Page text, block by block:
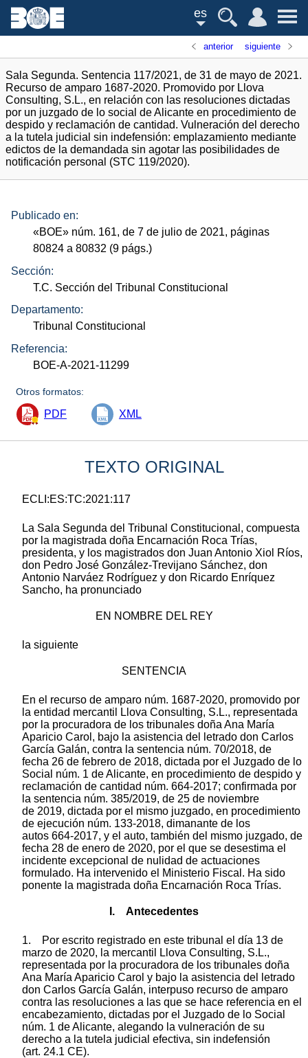
es
anterior siguiente
Sala Segunda. Sentencia 117/2021, de 31 de mayo de 2021.
Recurso de amparo 1687-2020. Promovido por Llova
Consulting, S.L., en relación con las resoluciones dictadas
por un juzgado de lo social de Alicante en procedimiento de
despido y reclamación de cantidad. Vulneración del derecho
a la tutela judicial sin indefensión: emplazamiento mediante
edictos de la demandada sin agotar las posibilidades de
notificación personal (STC 119/2020).
Publicado en:
«BOE» núm. 161, de 7 de julio de 2021, páginas
80824 a 80832 (9 págs.)
Sección:
T.C. Sección del Tribunal Constitucional
Departamento:
Tribunal Constitucional
Referencia:
BOE-A-2021-11299
Otros formatos:
PDF XML
TEXTO ORIGINAL
ECLI:ES:TC:2021:117
La Sala Segunda del Tribunal Constitucional, compuesta
por la magistrada doña Encarnación Roca Trías,
presidenta, y los magistrados don Juan Antonio Xiol Ríos,
don Pedro José González-Trevijano Sánchez, don
Antonio Narváez Rodríguez y don Ricardo Enríquez
Sancho, ha pronunciado
EN NOMBRE DEL REY
la siguiente
SENTENCIA
En el recurso de amparo núm. 1687-2020, promovido por
la entidad mercantil Llova Consulting, S.L., representada
por la procuradora de los tribunales doña Ana María
Aparicio Carol, bajo la asistencia del letrado don Carlos
García Galán, contra la sentencia núm. 70/2018, de
fecha 26 de febrero de 2018, dictada por el Juzgado de lo
Social núm. 1 de Alicante, en procedimiento de despido y
reclamación de cantidad núm. 664-2017; confirmada por
la sentencia núm. 385/2019, de 25 de noviembre
de 2019, dictada por el mismo juzgado, en procedimiento
de ejecución núm. 133-2018, dimanante de los
autos 664-2017, y el auto, también del mismo juzgado, de
fecha 28 de enero de 2020, por el que se desestima el
incidente excepcional de nulidad de actuaciones
formulado. Ha intervenido el Ministerio Fiscal. Ha sido
ponente la magistrada doña Encarnación Roca Trías.
I. Antecedentes
1. Por escrito registrado en este tribunal el día 13 de
marzo de 2020, la mercantil Llova Consulting, S.L.,
representada por la procuradora de los tribunales doña
Ana María Aparicio Carol y bajo la asistencia del letrado
don Carlos García Galán, interpuso recurso de amparo
contra las resoluciones a las que se hace referencia en el
encabezamiento, dictadas por el Juzgado de lo Social
núm. 1 de Alicante, alegando la vulneración de su
derecho a la tutela judicial efectiva, sin indefensión
(art. 24.1 CE).